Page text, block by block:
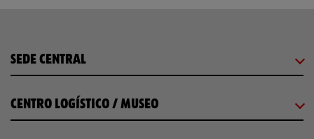
SEDE CENTRAL
CENTRO LOGÍSTICO / MUSEO